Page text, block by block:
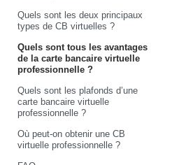
Quels sont les deux principaux
types de CB virtuelles ?
Quels sont tous les avantages
de la carte bancaire virtuelle
professionnelle ?
Quels sont les plafonds d’une
carte bancaire virtuelle
professionnelle ?
Où peut-on obtenir une CB
virtuelle professionnelle ?